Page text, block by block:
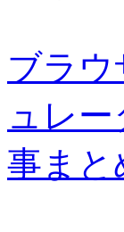
ブラ
ュレー
事まと